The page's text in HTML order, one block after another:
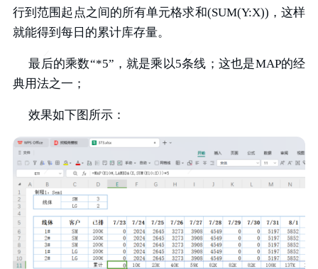
行到范围起点之间的所有单元格求和(SUM(Y:X))，这样
就能得到每日的累计库存量。
最后的乘数“*5”，就是乘以5条线；这也是MAP的经
典用法之一；
效果如下图所示：